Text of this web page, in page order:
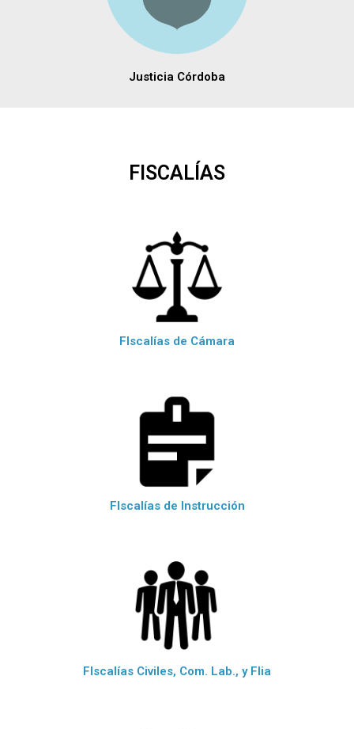
Justicia Córdoba
FISCALÍAS
FIscalías de Cámara
FIscalías de Instrucción
FIscalías Civiles, Com. Lab., y Flia